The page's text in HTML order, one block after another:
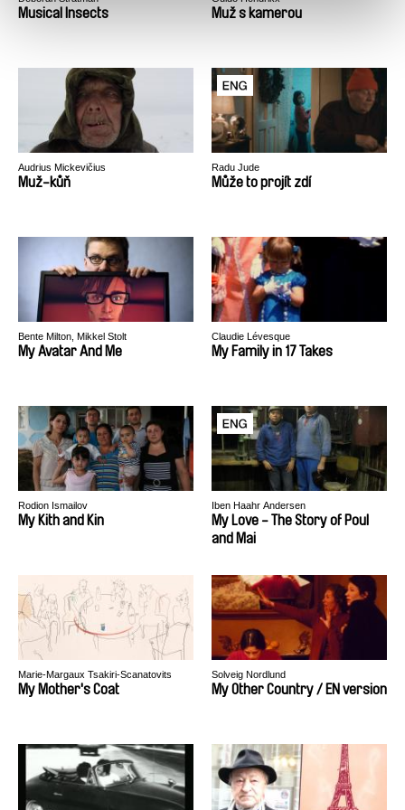
Musical Insects Muž s kamerou
Audrius Mickevičius
Muž-kůň
Radu Jude
Může to projít zdí
Bente Milton, Mikkel Stolt
My Avatar And Me
Claudie Lévesque
My Family in 17 Takes
Rodion Ismailov
My Kith and Kin
Iben Haahr Andersen
My Love - The Story of Poul
and Mai
Marie-Margaux Tsakiri-Scanatovits
My Mother's Coat
Solveig Nordlund
My Other Country / EN version